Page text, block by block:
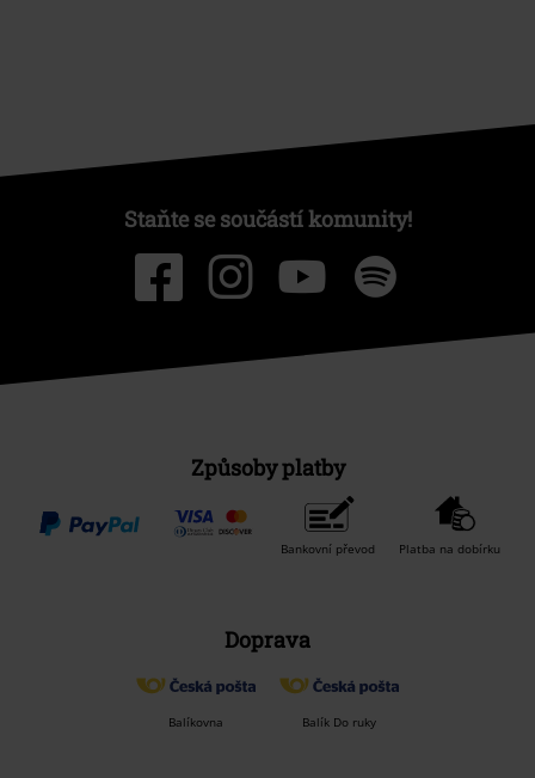
Staňte se součástí komunity!
Způsoby platby
Bankovní převod Platba na dobírku
Doprava
Balíkovna Balík Do ruky